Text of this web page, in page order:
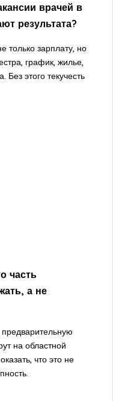
врачей в
результата?
только зарплату, но
график, жилье,
Без этого текучесть
часть
а не
на областной
что это не